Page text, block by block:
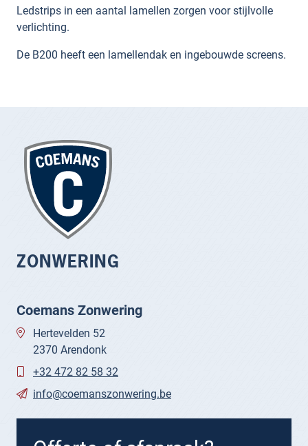
Ledstrips in een aantal lamellen zorgen voor stijlvolle
verlichting.
De B200 heeft een lamellendak en ingebouwde screens.
ZONWERING
Coemans Zonwering
Hertevelden 52
2370 Arendonk
+32 472 82 58 32
info@coemanszonwering.be